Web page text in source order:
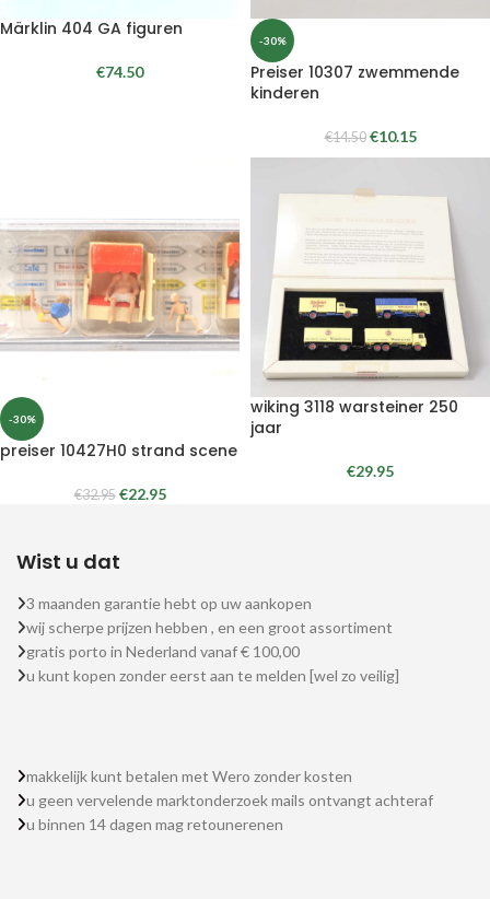
Märklin 404 GA figuren
€74.50
-30%
Preiser 10307 zwemmende
kinderen
€14.50 €10.15
-30%
preiser 10427H0 strand scene
€32.95 €22.95
wiking 3118 warsteiner 250
jaar
€29.95
Wist u dat
3 maanden garantie hebt op uw aankopen
wij scherpe prijzen hebben , en een groot assortiment
gratis porto in Nederland vanaf € 100,00
u kunt kopen zonder eerst aan te melden [wel zo veilig]
makkelijk kunt betalen met Wero zonder kosten
u geen vervelende marktonderzoek mails ontvangt achteraf
u binnen 14 dagen mag retounerenen